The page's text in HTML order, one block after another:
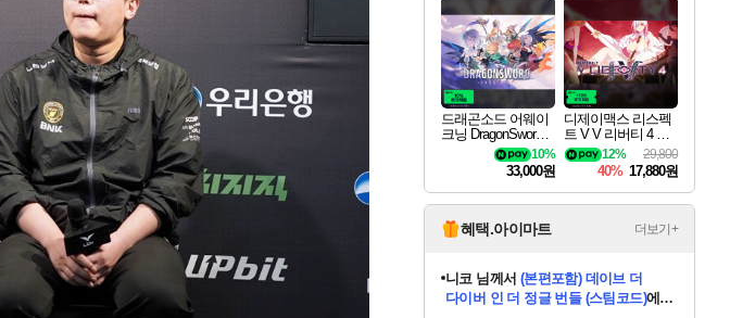
드래곤소드 어웨이
크닝 DragonSword A
10%
33,000원
디제이맥스 리스펙
트 V V 리버티 4 팩
DJMAX RESPECT
V V Liberty 4 Pack D
29,800
12%
40% 17,880원
혜택.아이마트 더보기+
니코님께서 (본편포함) 데이브 더
다이버 인 더 정글 번들 (스팀코드)에